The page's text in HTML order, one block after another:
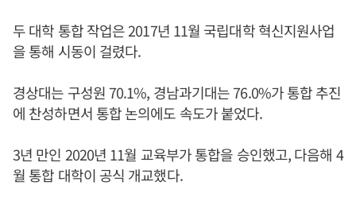
두 대학 통합 작업은 2017년 11월 국립대학 혁신지원사업
을 통해 시동이 걸렸다.
경상대는 구성원 70.1%, 경남과기대는 76.0%가 통합 추진
에 찬성하면서 통합 논의에도 속도가 붙었다.
3년 만인 2020년 11월 교육부가 통합을 승인했고, 다음해 4
월 통합 대학이 공식 개교했다.